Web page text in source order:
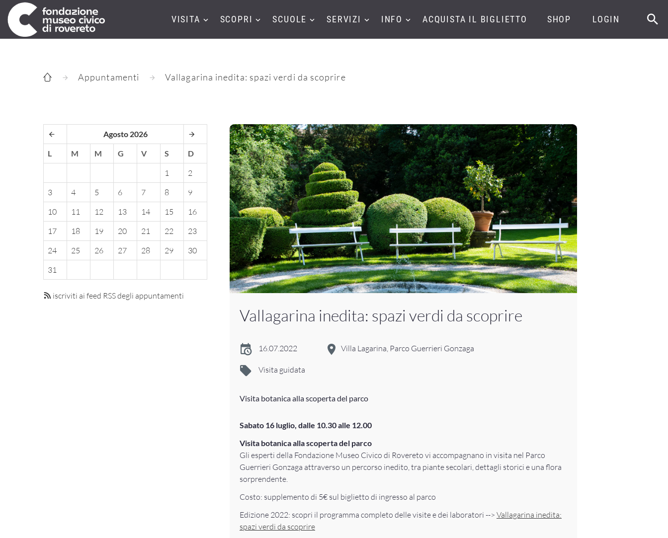
VISITA SCOPRI SCUOLE SERVIZI INFO ACQUISTA IL BIGLIETTO SHOP LOGIN
Appuntamenti Vallagarina inedita: spazi verdi da scoprire
Agosto 2026
L M M G V S D
1
2
3
4 5 6 7 8
9
10
11 12 13 14 15
16
17
18 19 20 21 22
23
24
25 26 27 28 29
30
31
iscriviti ai feed RSS degli appuntamenti
Vallagarina inedita: spazi verdi da scoprire
16.07.2022 Villa Lagarina, Parco Guerrieri Gonzaga
Visita guidata
Visita botanica alla scoperta del parco
Sabato 16 luglio, dalle 10.30 alle 12.00
Visita botanica alla scoperta del parco
Gli esperti della Fondazione Museo Civico di Rovereto vi accompagnano in visita nel Parco
Guerrieri Gonzaga attraverso un percorso inedito, tra piante secolari, dettagli storici e una flora
sorprendente.
Costo: supplemento di 5€ sul biglietto di ingresso al parco
Edizione 2022: scopri il programma completo delle visite e dei laboratori --> Vallagarina inedita:
spazi verdi da scoprire